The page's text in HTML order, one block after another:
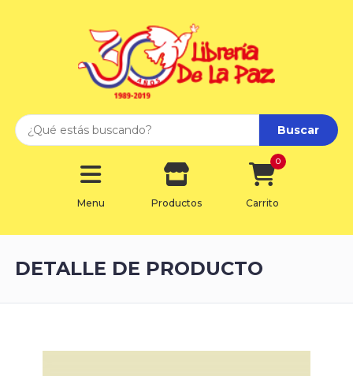
Buscar
Menu Productos Carrito
0
DETALLE DE PRODUCTO